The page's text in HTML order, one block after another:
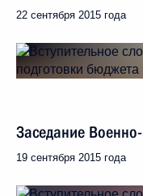
22 сентября 2015 года
Заседание
19 сентября 2015 года